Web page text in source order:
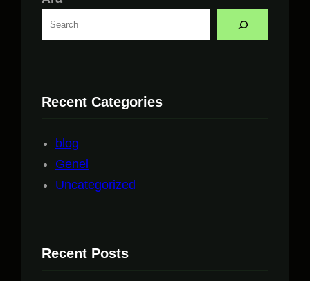
Recent Categories
blog
Genel
Uncategorized
Recent Posts